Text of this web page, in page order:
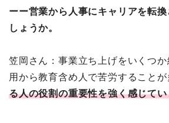
ーー営業から人事にキャリアを転
しょうか。
笠岡さん：事業立ち上げをいくつ
用から教育含め人で苦労すること
る人の役割の重要性を強く感じて